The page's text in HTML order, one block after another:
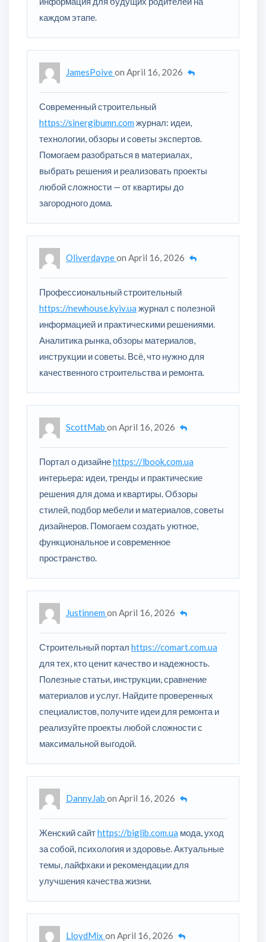
каждом этапе.
JamesPoiveon April 16, 2026
Современный строительный
https://sinergibumn.com журнал: идеи,
технологии, обзоры и советы экспертов.
Помогаем разобраться в материалах,
выбрать решения и реализовать проекты
любой сложности — от квартиры до
загородного дома.
Oliverdaypeon April 16, 2026
Профессиональный строительный
https://newhouse.kyiv.ua журнал с полезной
информацией и практическими решениями.
Аналитика рынка, обзоры материалов,
инструкции и советы. Всё, что нужно для
качественного строительства и ремонта.
ScottMab on April 16, 2026
Портал о дизайнеhttps://lbook.com.ua
интерьера: идеи, тренды и практические
решения для дома и квартиры. Обзоры
стилей, подбор мебели и материалов, советы
дизайнеров. Помогаем создать уютное,
функциональное и современное
пространство.
Justinnem on April 16, 2026
Строительный портал https://comart.com.ua
для тех, кто ценит качество и надежность.
Полезные статьи, инструкции, сравнение
материалов и услуг. Найдите проверенных
специалистов, получите идеи для ремонта и
реализуйте проекты любой сложности с
максимальной выгодой.
DannyJab on April 16, 2026
Женский сайтhttps://biglib.com.ua мода, уход
за собой, психология и здоровье. Актуальные
темы, лайфхаки и рекомендации для
улучшения качества жизни.
LloydMix on April 16, 2026